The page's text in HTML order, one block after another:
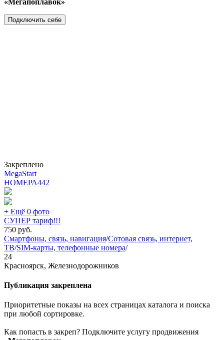
Подключить себе
Закреплено
MegaStart
НОМЕРА442
+ Ещё 0 фото
СУПЕР тариф!!!
750 руб.
Смартфоны, связь, навигация/Сотовая связь, интернет,
ТВ/SIM-карты, телефонные номера/
24
Красноярск, Железнодорожников
Публикация закреплена
Приоритетные показы на всех страницах каталога и поиска
при любой сортировке.
Как попасть в закреп? Подключите услугу продвижения